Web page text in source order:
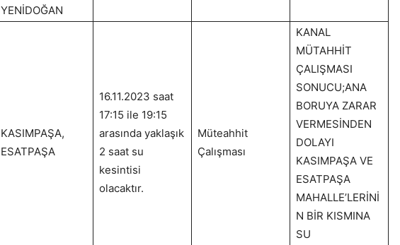
YENİDOĞAN
KASIMPAŞA,
ESATPAŞA
16.11.2023 saat
17:15 ile 19:15
arasında yaklaşık
2 saat su
kesintisi
olacaktır.
Müteahhit
Çalışması
KANAL
MÜTAHHİT
ÇALIŞMASI
SONUCU;ANA
BORUYA ZARAR
VERMESİNDEN
DOLAYI
KASIMPAŞA VE
ESATPAŞA
MAHALLE’LERİNİ
N BİR KISMINA
SU